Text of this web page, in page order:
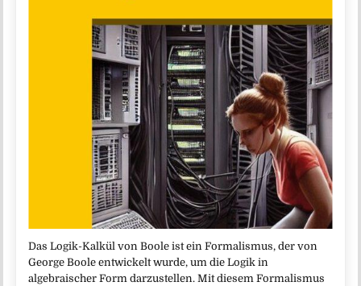
Das Logik-Kalkül von Boole ist ein Formalismus, der von
George Boole entwickelt wurde, um die Logik in
algebraischer Form darzustellen. Mit diesem Formalismus